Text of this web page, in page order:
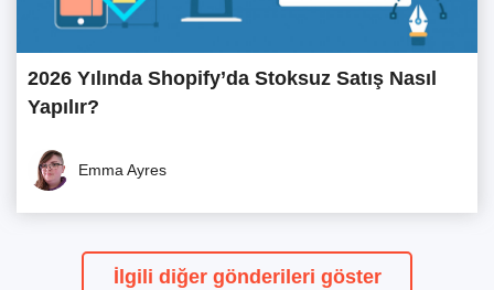
2026 Yılında Shopify’da Stoksuz Satış Nasıl
Yapılır?
Emma Ayres
İlgili diğer gönderileri göster